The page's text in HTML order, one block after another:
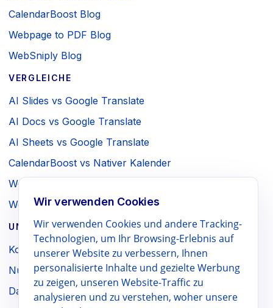
CalendarBoost Blog
Webpage to PDF Blog
WebSniply Blog
VERGLEICHE
AI Slides vs Google Translate
AI Docs vs Google Translate
AI Sheets vs Google Translate
CalendarBoost vs Nativer Kalender
Webpage to PDF vs Browser-Druck
WebSniply vs Browser-Screenshot
UNTERNEHMEN / RECHTLICHES
Kontakt
Nutzungsbedingungen
Datenschutzrichtlinie
Wir verwenden Cookies
Wir verwenden Cookies und andere Tracking-
Technologien, um Ihr Browsing-Erlebnis auf
unserer Website zu verbessern, Ihnen
personalisierte Inhalte und gezielte Werbung
zu zeigen, unseren Website-Traffic zu
analysieren und zu verstehen, woher unsere